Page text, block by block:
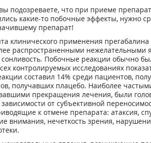
подозреваете, что при приеме
какие-то побочные эффекты, нужно
препарат!
клинического применения прегабалина
распространенными нежелательными
сонливость. Побочные реакции обычно
контролируемых исследованиях
составил 14% среди пациентов,
получавших плацебо. Наиболее
прекращения лечения, были
зависимости от субъективной
к отмене препарата: атаксия,
внимания, нечеткость зрения,